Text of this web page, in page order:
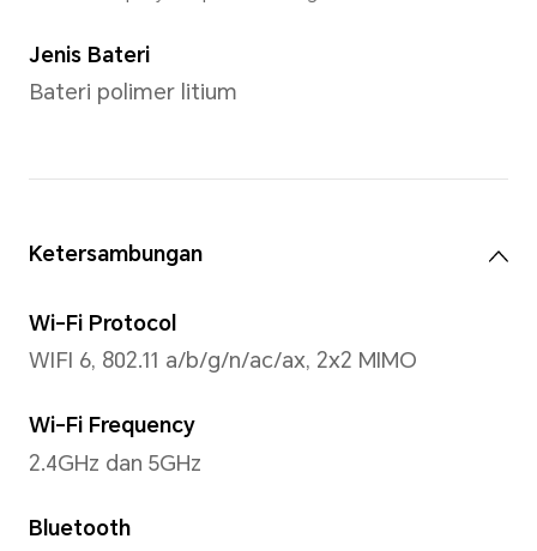
Snapdragon® 7 Gen 3
2.4GHz +4×Cortex-A510